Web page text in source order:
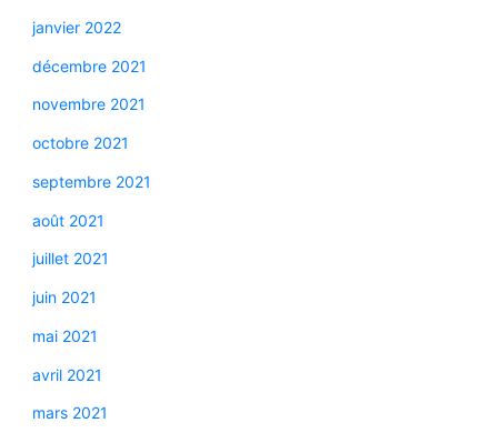
janvier 2022
décembre 2021
novembre 2021
octobre 2021
septembre 2021
août 2021
juillet 2021
juin 2021
mai 2021
avril 2021
mars 2021